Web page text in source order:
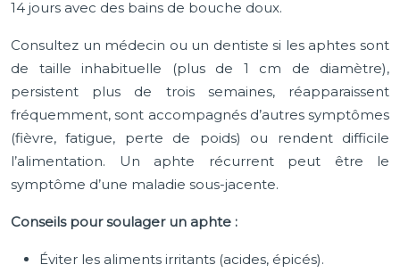
14 jours avec des bains de bouche doux.
Consultez un médecin ou un dentiste si les aphtes sont
de taille inhabituelle (plus de 1 cm de diamètre),
persistent plus de trois semaines, réapparaissent
fréquemment, sont accompagnés d’autres symptômes
(fièvre, fatigue, perte de poids) ou rendent difficile
l’alimentation. Un aphte récurrent peut être le
symptôme d’une maladie sous-jacente.
Conseils pour soulager un aphte :
Éviter les aliments irritants (acides, épicés).